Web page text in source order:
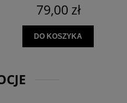
79,00 zł
DO KOSZYKA